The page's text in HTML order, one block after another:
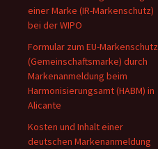
einer Marke (IR-Markenschutz)
bei der WIPO
Formular zum EU-Markenschutz
(Gemeinschaftsmarke) durch
Markenanmeldung beim
Harmonisierungsamt (HABM) in
Alicante
Kosten und Inhalt einer
deutschen Markenanmeldung